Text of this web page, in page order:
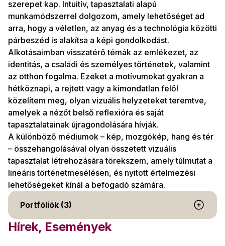
szerepet kap. Intuitív, tapasztalati alapú
munkamódszerrel dolgozom, amely lehetőséget ad
arra, hogy a véletlen, az anyag és a technológia közötti
párbeszéd is alakítsa a képi gondolkodást.
Alkotásaimban visszatérő témák az emlékezet, az
identitás, a családi és személyes történetek, valamint
az otthon fogalma. Ezeket a motívumokat gyakran a
hétköznapi, a rejtett vagy a kimondatlan felől
közelítem meg, olyan vizuális helyzeteket teremtve,
amelyek a nézőt belső reflexióra és saját
tapasztalatainak újragondolására hívják.
A különböző médiumok – kép, mozgókép, hang és tér
– összehangolásával olyan összetett vizuális
tapasztalat létrehozására törekszem, amely túlmutat a
lineáris történetmesélésen, és nyitott értelmezési
lehetőségeket kínál a befogadó számára.
Portfóliók (3)
Hírek, Események